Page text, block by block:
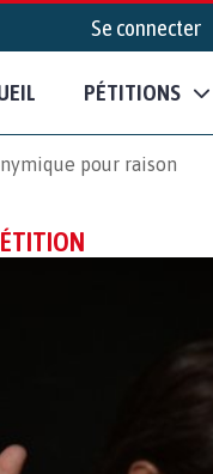
Se connecter
PÉTITIONS
pour raison